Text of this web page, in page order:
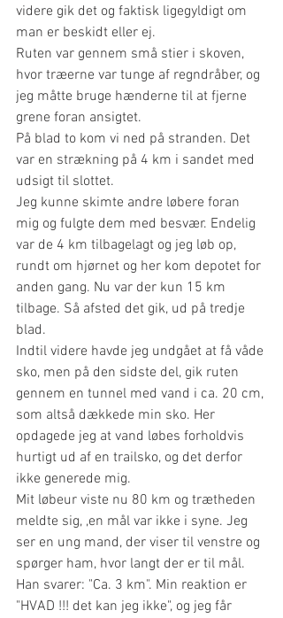
videre gik det og faktisk ligegyldigt om
man er beskidt eller ej.
Ruten var gennem små stier i skoven,
hvor træerne var tunge af regndråber, og
jeg måtte bruge hænderne til at fjerne
grene foran ansigtet.
På blad to kom vi ned på stranden. Det
var en strækning på 4 km i sandet med
udsigt til slottet.
Jeg kunne skimte andre løbere foran
mig og fulgte dem med besvær. Endelig
var de 4 km tilbagelagt og jeg løb op,
rundt om hjørnet og her kom depotet for
anden gang. Nu var der kun 15 km
tilbage. Så afsted det gik, ud på tredje
blad.
Indtil videre havde jeg undgået at få våde
sko, men på den sidste del, gik ruten
gennem en tunnel med vand i ca. 20 cm,
som altså dækkede min sko. Her
opdagede jeg at vand løbes forholdvis
hurtigt ud af en trailsko, og det derfor
ikke generede mig.
Mit løbeur viste nu 80 km og trætheden
meldte sig, ,en mål var ikke i syne. Jeg
ser en ung mand, der viser til venstre og
spørger ham, hvor langt der er til mål.
Han svarer: "Ca. 3 km". Min reaktion er
"HVAD !!! det kan jeg ikke", og jeg får